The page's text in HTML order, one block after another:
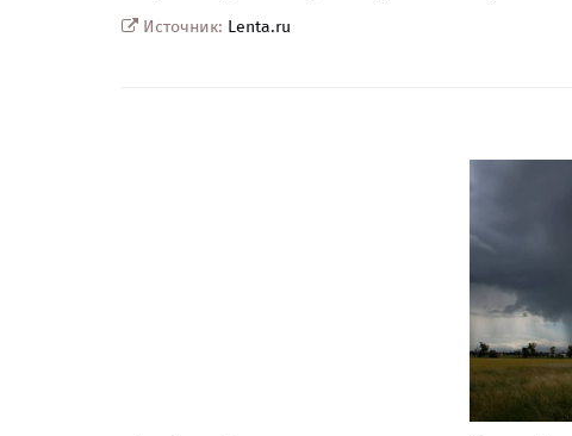
Источник: Lenta.ru